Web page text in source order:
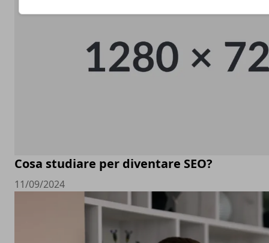
Cosa studiare per diventare SEO?
11/09/2024